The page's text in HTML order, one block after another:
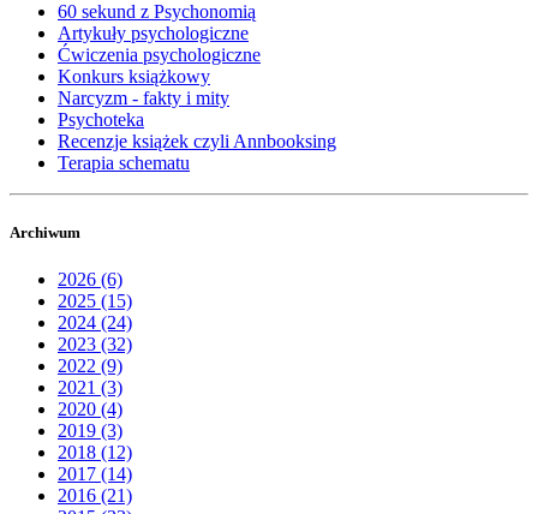
60 sekund z Psychonomią
Artykuły psychologiczne
Ćwiczenia psychologiczne
Konkurs książkowy
Narcyzm - fakty i mity
Psychoteka
Recenzje książek czyli Annbooksing
Terapia schematu
Archiwum
2026 (6)
2025 (15)
2024 (24)
2023 (32)
2022 (9)
2021 (3)
2020 (4)
2019 (3)
2018 (12)
2017 (14)
2016 (21)